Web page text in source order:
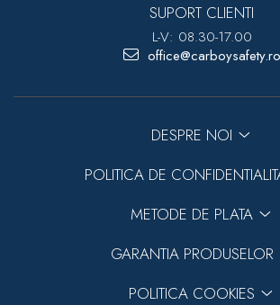
SUPORT CLIENTI
L-V: 08.30-17.00
office@carboysafety.ro
DESPRE NOI
POLITICA DE
METODE DE PLATA
GARANTIA PRODUSELOR
POLITICA COOKIES